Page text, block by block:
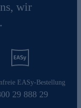
wir
EASy-Bestellung
29 888 29